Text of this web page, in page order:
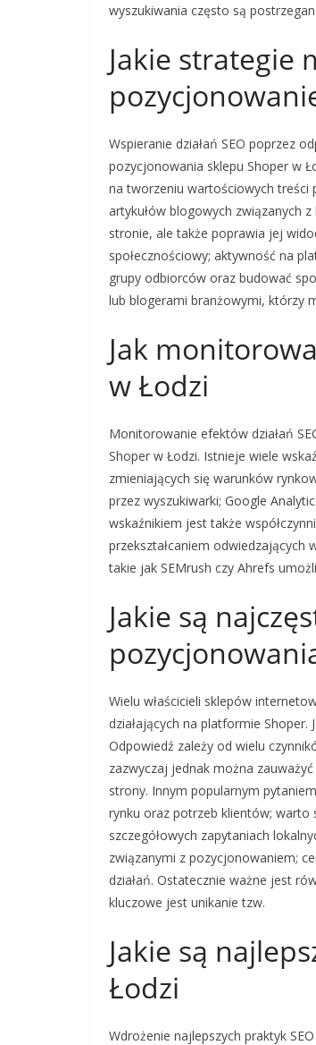
wyszukiwania często są
Jakie strategie
Wspieranie działań SEO poprzez
pozycjonowania sklepu Shoper w
na tworzeniu wartościowych treści
artykułów blogowych związanych
stronie, ale także poprawia jej
społecznościowy; aktywność na
grupy odbiorców oraz budować
lub blogerami branżowymi, którzy
Jak
w Łodzi
Monitorowanie efektów działań
Shoper w Łodzi. Istnieje wiele
zmieniających się warunków
przez wyszukiwarki; Google
wskaźnikiem jest także
przekształcaniem odwiedzających
takie jak SEMrush czy Ahrefs
Jakie są
Wielu właścicieli sklepów
działających na platformie
Odpowiedź zależy od wielu
zazwyczaj jednak można
strony. Innym popularnym
rynku oraz potrzeb klientów; warto
szczegółowych zapytaniach
związanymi z pozycjonowaniem;
działań. Ostatecznie ważne jest
kluczowe jest unikanie tzw.
Jakie są
Łodzi
Wdrożenie najlepszych praktyk